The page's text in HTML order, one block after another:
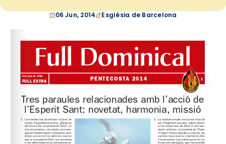
06 Jun, 2014 Església de Barcelona